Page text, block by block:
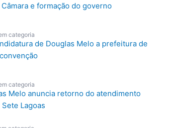
e formação do governo
categoria
de Douglas Melo a prefeitura de
categoria
Melo anuncia retorno do atendimento
Lagoas